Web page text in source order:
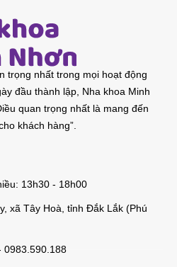
trọng nhất trong mọi hoạt động
đầu thành lập, Nha khoa Minh
quan trọng nhất là mang đến
khách hàng”.
13h30 - 18h00
xã Tây Hoà, tỉnh Đắk Lắk (Phú
0983.590.188